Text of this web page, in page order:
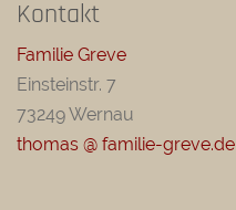
Kontakt
Familie Greve
Einsteinstr. 7
73249 Wernau
thomas @ familie-greve.de